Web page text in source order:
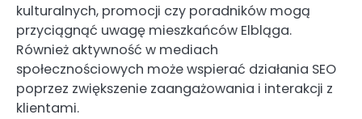
kulturalnych, promocji czy poradników mogą
przyciągnąć uwagę mieszkańców Elbląga.
Również aktywność w mediach
społecznościowych może wspierać działania SEO
poprzez zwiększenie zaangażowania i interakcji z
klientami.